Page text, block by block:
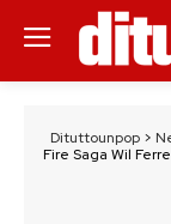
Dituttounpop >
Fire Saga Wil